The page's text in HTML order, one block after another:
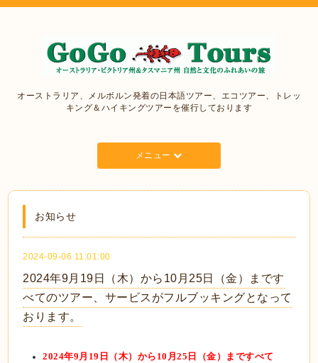
オーストラリア、メルボルン発着の日本語ツアー、エコツアー、トレッ
キング＆ハイキングツアーを催行しております
メニュー
お知らせ
2024-09-06 11:01:00
2024年9月19日（木）から10月25日（金）まです
べてのツアー、サービスがフルブッキングとなって
おります。
2024年9月19日（木）から10月25日（金）まですべて